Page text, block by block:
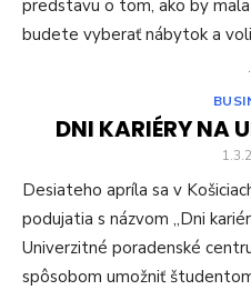
predstavu o tom, ako by
budete vyberať nábytok a
DNI KARIÉRY NA
Desiateho apríla sa v
podujatia s názvom „Dni
Univerzitné poradenské
spôsobom umožniť